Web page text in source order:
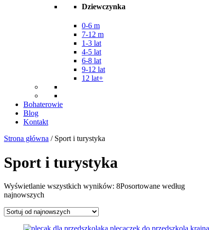
Dziewczynka
0-6 m
7-12 m
1-3 lat
4-5 lat
6-8 lat
9-12 lat
12 lat+
Bohaterowie
Blog
Kontakt
Strona główna / Sport i turystyka
Sport i turystyka
Wyświetlanie wszystkich wyników: 8Posortowane według
najnowszych